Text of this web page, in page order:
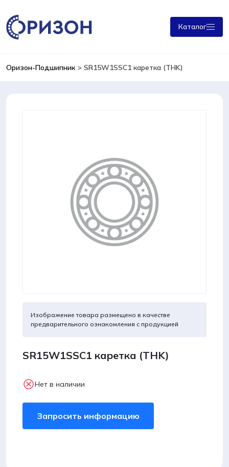
Каталог
Оризон-Подшипник> SR15W1SSC1 каретка (THK)
Изображение товара размещено в качестве
предварительного ознакомления с продукцией
SR15W1SSC1 каретка (THK)
Нет в наличии
Запросить информацию